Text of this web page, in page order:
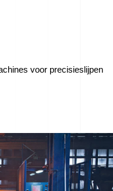
voor precisieslijpen